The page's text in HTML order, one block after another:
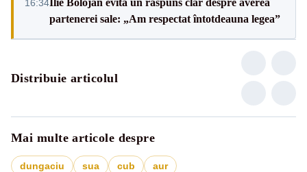
16:34
partenerei sale: „Am respectat întotdeauna legea”
Distribuie articolul
Mai multe articole despre
dungaciu sua cub aur